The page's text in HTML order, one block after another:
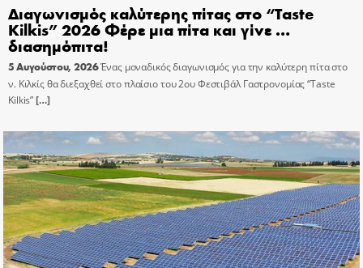
Διαγωνισμός καλύτερης πίτας στο “Taste
Kilkis” 2026 Φέρε μια πίτα και γίνε …
διασημόπιτα!
5 Αυγούστου, 2026Ένας μοναδικός διαγωνισμός για την καλύτερη πίτα στο
ν. Κιλκίς θα διεξαχθεί στο πλαίσιο του 2ου Φεστιβάλ Γαστρονομίας “Taste
Kilkis”[…]